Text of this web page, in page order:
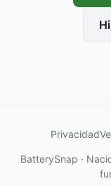
Privacidad
BatterySnap ·